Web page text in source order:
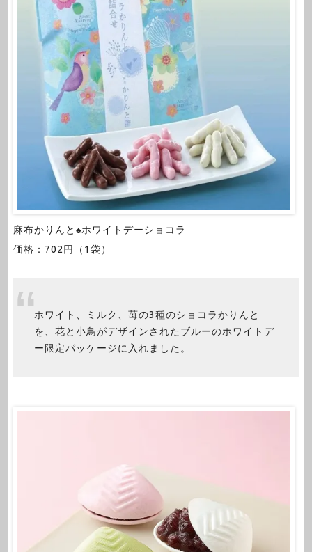
麻布かりんと♠ホワイトデーショコラ
価格：702円（1袋）
ホワイト、ミルク、苺の3種のショコラかりんと
を、花と小鳥がデザインされたブルーのホワイトデ
ー限定パッケージに入れました。